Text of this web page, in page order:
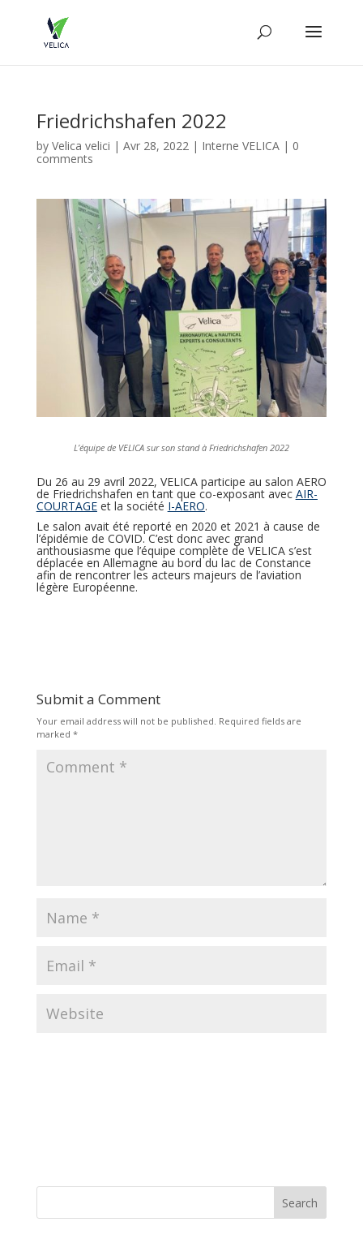
Friedrichshafen 2022
by Velica velici | Avr 28, 2022| Interne VELICA| 0
comments
L’équipe de VELICA sur son stand à Friedrichshafen 2022
Du 26 au 29 avril 2022, VELICA participe au salon AERO
de Friedrichshafen en tant que co-exposant avec AIR-
COURTAGEet la société I-AERO.
Le salon avait été reporté en 2020 et 2021 à cause de
l’épidémie de COVID. C’est donc avec grand
anthousiasme que l’équipe complète de VELICA s’est
déplacée en Allemagne au bord du lac de Constance
afin de rencontrer les acteurs majeurs de l’aviation
légère Européenne.
Submit a Comment
Your email address will not be published. Required fields are
marked *
t